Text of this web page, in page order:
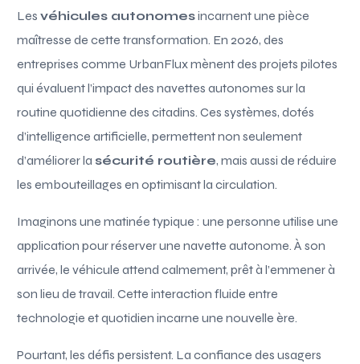
Lesvéhicules autonomesincarnent une pièce
maîtresse de cette transformation. En 2026, des
entreprises comme UrbanFlux mènent des projets pilotes
qui évaluent l’impact des navettes autonomes sur la
routine quotidienne des citadins. Ces systèmes, dotés
d’intelligence artificielle, permettent non seulement
d’améliorer la sécurité routière, mais aussi de réduire
les embouteillages en optimisant la circulation.
Imaginons une matinée typique : une personne utilise une
application pour réserver une navette autonome. À son
arrivée, le véhicule attend calmement, prêt à l’emmener à
son lieu de travail. Cette interaction fluide entre
technologie et quotidien incarne une nouvelle ère.
Pourtant, les défis persistent. La confiance des usagers